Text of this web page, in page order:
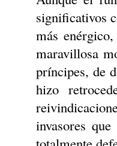
significativos
más
maravillosa
príncipes, de
hizo
invasores